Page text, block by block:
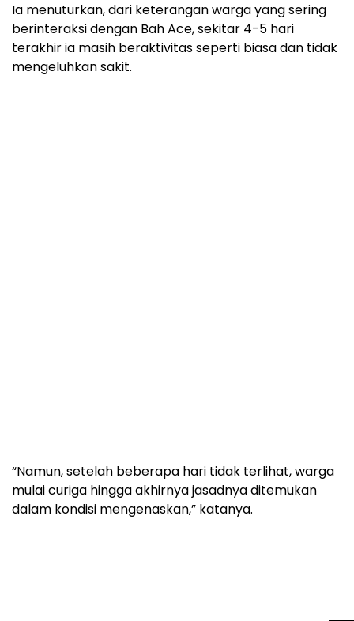
Ia menuturkan, dari keterangan warga yang sering
berinteraksi dengan Bah Ace, sekitar 4-5 hari
terakhir ia masih beraktivitas seperti biasa dan tidak
mengeluhkan sakit.
“Namun, setelah beberapa hari tidak terlihat, warga
mulai curiga hingga akhirnya jasadnya ditemukan
dalam kondisi mengenaskan,” katanya.